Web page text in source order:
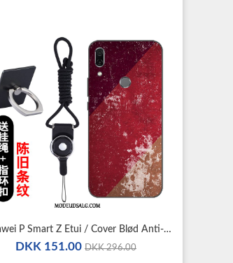
Huawei P Smart Z Etui / Cover Blød Anti-Fald Cartoon Rød
DKK 151.00 DKK 296.00